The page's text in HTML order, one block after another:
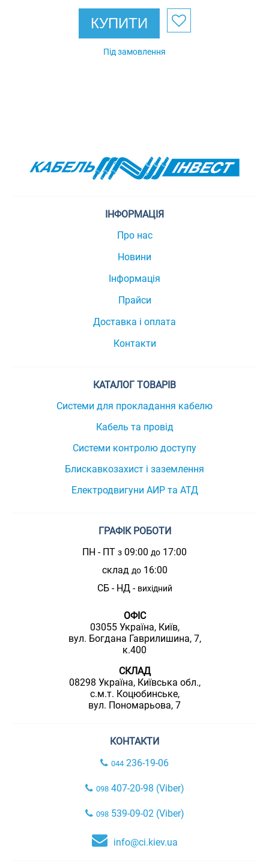
КУПИТИ
Під замовлення
ІНФОРМАЦІЯ
Про нас
Новини
Інформація
Прайси
Доставка і оплата
Контакти
КАТАЛОГ ТОВАРІВ
Системи для прокладання кабелю
Кабель та провід
Системи контролю доступу
Блискавкозахист і заземлення
Електродвигуни АИР та АТД
ГРАФІК РОБОТИ
ПН - ПТ з 09:00 до 17:00
склад до16:00
СБ - НД - вихідний
ОФІС
03055 Україна, Київ,
вул. Богдана Гаврилишина, 7,
к.400
СКЛАД
08298 Україна, Київська обл.,
с.м.т. Коцюбинське,
вул. Пономарьова, 7
КОНТАКТИ
044 236-19-06
098407-20-98 (Viber)
098539-09-02 (Viber)
info@ci.kiev.ua